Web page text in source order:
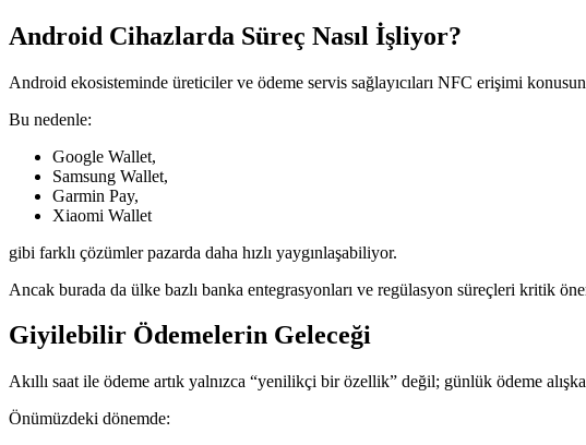
Android Cihazlarda Süreç Nasıl İşliyor?
Android ekosisteminde üreticiler ve ödeme servis sağlayıcıları NFC erişimi
Bu nedenle:
Google Wallet,
Samsung Wallet,
Garmin Pay,
Xiaomi Wallet
gibi farklı çözümler pazarda daha hızlı yaygınlaşabiliyor.
Ancak burada da ülke bazlı banka entegrasyonları ve regülasyon süreçleri kritik
Giyilebilir Ödemelerin Geleceği
Akıllı saat ile ödeme artık yalnızca “yenilikçi bir özellik” değil; günlük ödeme
Önümüzdeki dönemde: